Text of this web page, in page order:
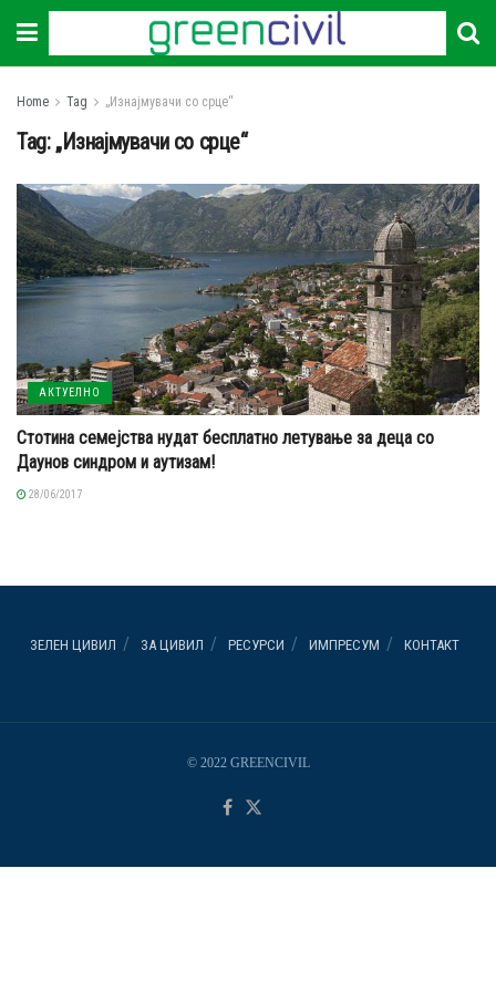
Home Tag „Изнајмувачи со срце“
Tag: „Изнајмувачи со срце“
АКТУЕЛНО
Стотина семејства нудат бесплатно летување за деца со
Даунов синдром и аутизам!
28/06/2017
ЗЕЛЕН ЦИВИЛ ЗА ЦИВИЛ РЕСУРСИ ИМПРЕСУМ КОНТАКТ
© 2022 GREENCIVIL